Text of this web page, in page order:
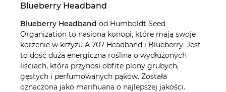
Blueberry Headband
Blueberry Headband od Humboldt Seed
Organization to nasiona konopi, które mają swoje
korzenie w krzyżu A 707 Headband i Blueberry. Jest
to dość duża energiczna roślina o wydłużonych
liściach, która przynosi obfite plony grubych,
gęstych i perfumowanych pąków. Została
oznaczona jako marihuana o najlepszej jakości.